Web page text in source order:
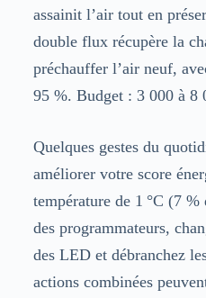
assainit l’air tout en
double flux récupère la
préchauffer l’air neuf,
95 %. Budget : 3 000 à 8
Quelques gestes du
améliorer votre score
température de 1 °C (7
des programmateurs,
des LED et débranchez
actions combinées